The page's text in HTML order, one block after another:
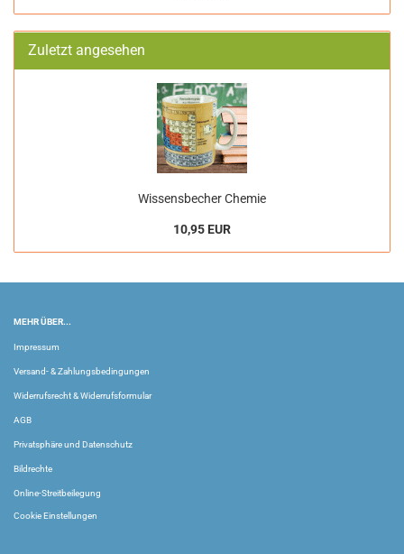
Zuletzt angesehen
Wissensbecher Chemie
10,95 EUR
MEHR ÜBER...
Impressum
Versand- & Zahlungsbedingungen
Widerrufsrecht & Widerrufsformular
AGB
Privatsphäre und Datenschutz
Bildrechte
Online-Streitbeilegung
Cookie Einstellungen